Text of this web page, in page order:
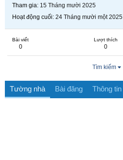
Tham gia 15 Tháng mười 2025
Hoạt động cuối 24 Tháng mười một 2025
Bài viết
0
Lượt thích
0
Tìm kiếm
Tường nhà Bài đăng Thông tin